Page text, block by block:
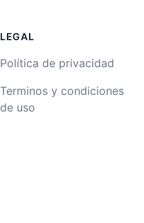
LEGAL
Política de privacidad
Terminos y condiciones
de uso